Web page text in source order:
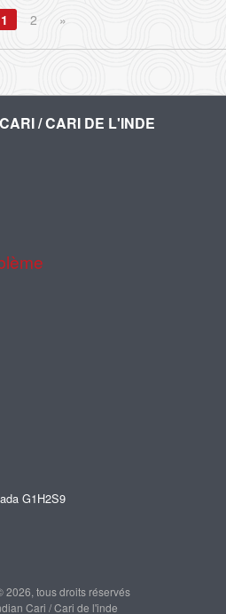
1 2 »
/ CARI DE L'INDE
G1H2S9
2026, tous droits réservés
Cari / Cari de l'inde